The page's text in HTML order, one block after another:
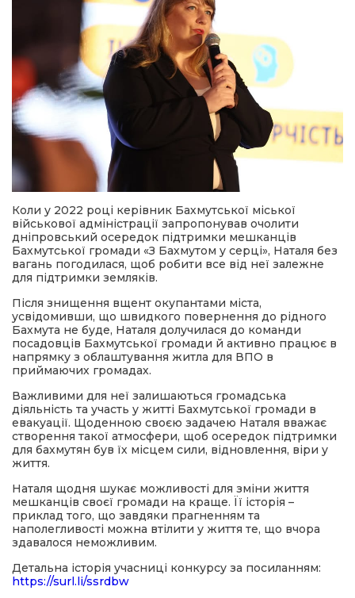
Коли у 2022 році керівник Бахмутської міської
військової адміністрації запропонував очолити
дніпровський осередок підтримки мешканців
Бахмутської громади «З Бахмутом у серці», Наталя без
вагань погодилася, щоб робити все від неї залежне
для підтримки земляків.
Після знищення вщент окупантами міста,
усвідомивши, що швидкого повернення до рідного
Бахмута не буде, Наталя долучилася до команди
посадовців Бахмутської громади й активно працює в
напрямку з облаштування житла для ВПО в
приймаючих громадах.
Важливими для неї залишаються громадська
діяльність та участь у житті Бахмутської громади в
евакуації. Щоденною своєю задачею Наталя вважає
створення такої атмосфери, щоб осередок підтримки
для бахмутян був їх місцем сили, відновлення, віри у
життя.
Наталя щодня шукає можливості для зміни життя
мешканців своєї громади на краще. Її історія –
приклад того, що завдяки прагненням та
наполегливості можна втілити у життя те, що вчора
здавалося неможливим.
Детальна історія учасниці конкурсу за посиланням:
https://surl.li/ssrdbw